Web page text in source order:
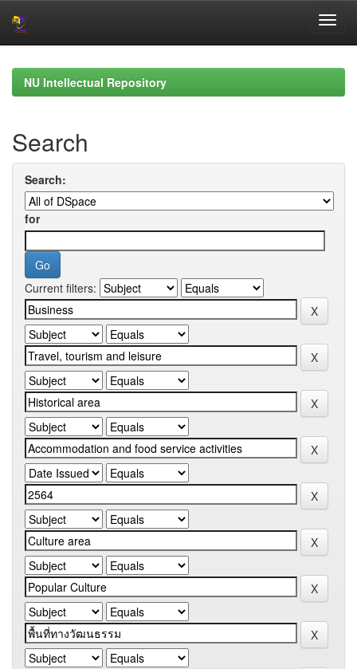
navigationNU Intellectual Repository
Search
Search:
for
Current filters: